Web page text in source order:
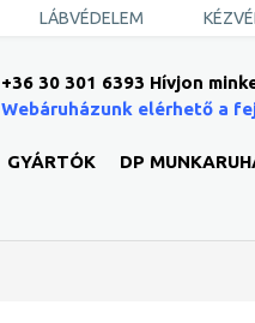
+36 30 301 6393 Hívjon
Webáruházunk elérhető a
GYÁRTÓK DP
LÁBVÉDELEM